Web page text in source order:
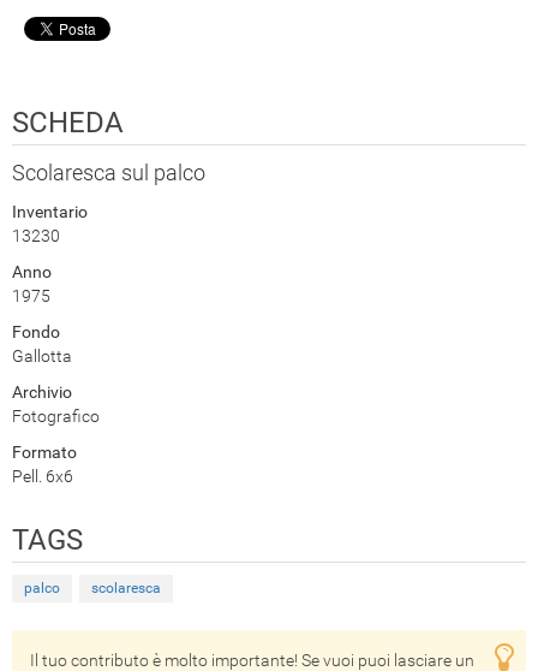
SCHEDA
Scolaresca sul palco
Inventario
13230
Anno
1975
Fondo
Gallotta
Archivio
Fotografico
Formato
Pell. 6x6
TAGS
palco scolaresca
Il tuo contributo è molto importante! Se vuoi puoi lasciare un